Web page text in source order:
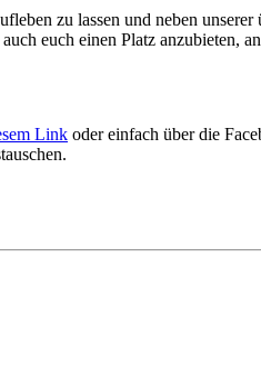
zu lassen und neben
euch einen Platz anzubieten,
Link oder einfach über die